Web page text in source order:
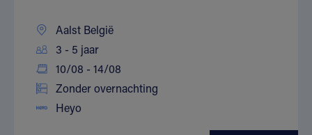
Aalst België
3 - 5 jaar
10/08 - 14/08
Zonder overnachting
Heyo